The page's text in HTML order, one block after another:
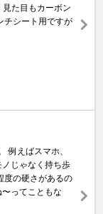
た目もカーボン
チシート用ですが
例えばスマホ、
じゃなく持ち歩
度の硬さがあるの
ってこともな